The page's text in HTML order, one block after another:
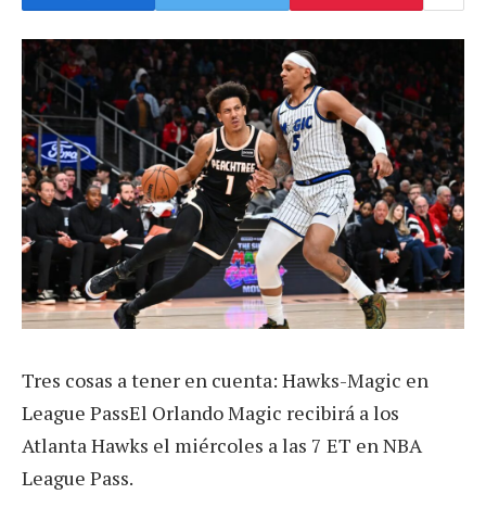
Tres cosas a tener en cuenta: Hawks-Magic en
League PassEl Orlando Magic recibirá a los
Atlanta Hawks el miércoles a las 7 ET en NBA
League Pass.